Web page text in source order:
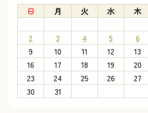
日
月 火 水 木
2
3 4 5 6
9
10 11 12 13
16
17 18 19 20
23
24 25 26 27
30
31